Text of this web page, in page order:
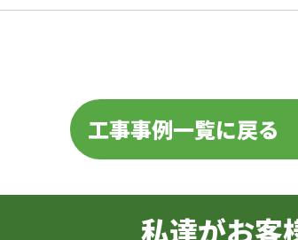
工事事例一覧に戻る
私達がお客